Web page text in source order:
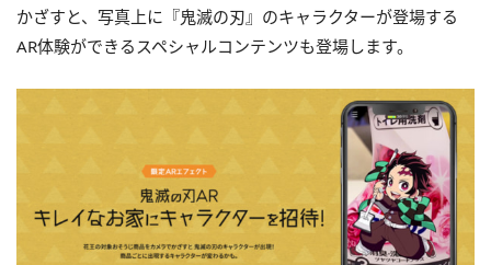
かざすと、写真上に『鬼滅の刃』のキャラクターが登場する
AR体験ができるスペシャルコンテンツも登場します。